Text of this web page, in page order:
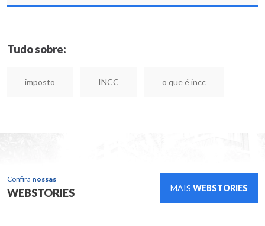
Tudo sobre:
imposto INCC o que é incc
Confira nossas
WEBSTORIES MAIS WEBSTORIES